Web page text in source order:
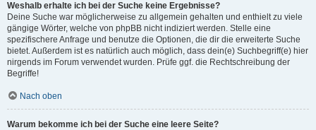
Weshalb erhalte ich bei der Suche keine Ergebnisse?
Deine Suche war möglicherweise zu allgemein gehalten und enthielt zu viele
gängige Wörter, welche von phpBB nicht indiziert werden. Stelle eine
spezifischere Anfrage und benutze die Optionen, die dir die erweiterte Suche
bietet. Außerdem ist es natürlich auch möglich, dass dein(e) Suchbegriff(e) hier
nirgends im Forum verwendet wurden. Prüfe ggf. die Rechtschreibung der
Begriffe!
Nach oben
Warum bekomme ich bei der Suche eine leere Seite?